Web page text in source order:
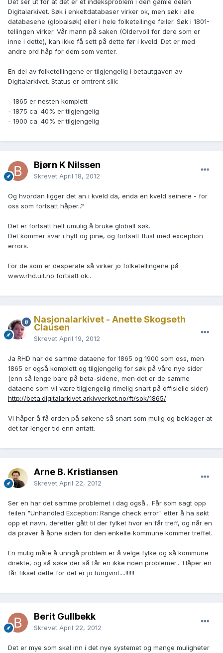
Det ser ut for at det er et indeksproblem i den gamle delen
Digitalarkivet. Søk i enkeltdatabaser virker ok, men søk i alle
databasene (globalsøk) eller i hele folketellinge feiler. Søk i 1801-
tellingen virker. Vår mann på saken (Oldervoll for dere som er
inne i dette), kan ikke få sett på dette før i kveld. Det er med
andre ord håp for dem som venter.
En del av folketellingene er tilgjengelig i betautgaven av
Digitalarkivet. Status er omtrent slik:
- 1865 er nesten komplett
- 1875 ca. 40% er tilgjengelig
- 1900 ca. 40% er tilgjengelig
Bjørn K Nilssen
Skrevet April 18, 2012
Og hvordan ligger det an i kveld da, enda en kveld seinere - for
oss som fortsatt håper..?
Det er fortsatt helt umulig å bruke globalt søk.
Det kommer svar i hytt og pine, og fortsatt flust med exception
errors.
For de som er desperate så virker jo folketellingene på
www.rhd.uit.no fortsatt ok..
Nasjonalarkivet - Anette Skogseth
Clausen
Skrevet April 19, 2012
Ja RHD har de samme dataene for 1865 og 1900 som oss, men
1865 er også komplett og tilgjengelig for søk på våre nye sider
(enn så lenge bare på beta-sidene, men det er de samme
dataene som vil være tilgjengelig rimelig snart på offisielle sider)
http://beta.digitalarkivet.arkivverket.no/ft/sok/1865/
Vi håper å få orden på søkene så snart som mulig og beklager at
det tar lenger tid enn antatt.
Arne B. Kristiansen
Skrevet April 22, 2012
Ser en har det samme problemet i dag også... Får som sagt opp
feilen "Unhandled Exception: Range check error" etter å ha søkt
opp et navn, deretter gått til der fylket hvor en får treff, og når en
da prøver å åpne siden for den enkelte kommune kommer treffet.
En mulig måte å unngå problem er å velge fylke og så kommune
direkte, og så søke der så får en ikke noen problemer... Håper en
får fikset dette for det er jo tungvint....!!!!!!
Berit Gullbekk
Skrevet April 22, 2012
Det er mye som skal inn i det nye systemet og mange muligheter